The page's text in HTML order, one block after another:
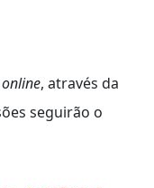
online, através da
seguirão o